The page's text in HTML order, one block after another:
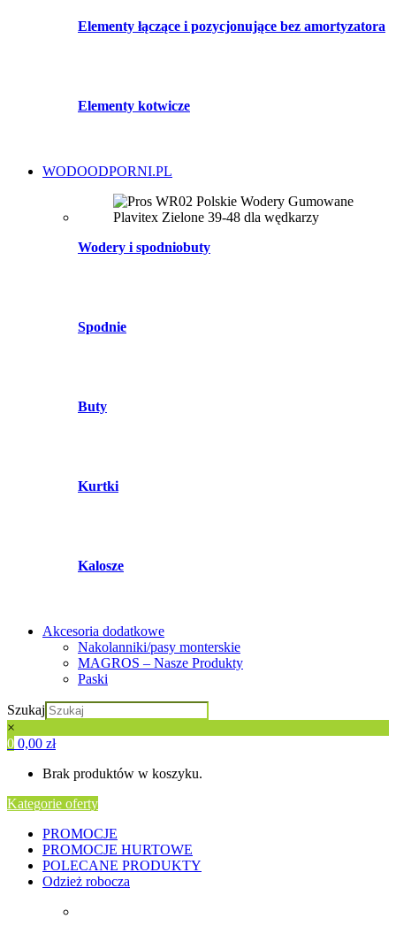
Elementy łączące i pozycjonujące bez amortyzatora
Elementy kotwicze
WODOODPORNI.PL
Wodery i spodniobuty
Spodnie
Buty
Kurtki
Kalosze
Akcesoria dodatkowe
Nakolanniki/pasy monterskie
MAGROS – Nasze Produkty
Paski
Szukaj
×
0 0,00 zł
Brak produktów w koszyku.
Kategorie oferty
PROMOCJE
PROMOCJE HURTOWE
POLECANE PRODUKTY
Odzież robocza